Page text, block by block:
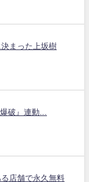
決まった上坂樹
破』連動...
る店舗で永久無料